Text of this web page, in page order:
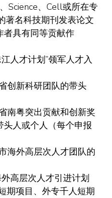
、Cell或所在专
著名科技期刊发表论文
者具有同等贡献作
人才计划”领军人才入
新科研团队的带头
粤突出贡献和创新奖
人或个人（每个申报
外高层次人才团队的
高层次人才引进计划
期项目、外专千人短期